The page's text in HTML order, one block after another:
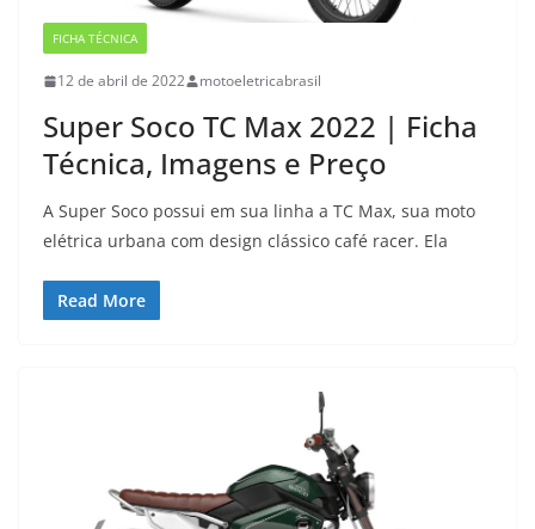
FICHA TÉCNICA
12 de abril de 2022 motoeletricabrasil
Super Soco TC Max 2022 | Ficha
Técnica, Imagens e Preço
A Super Soco possui em sua linha a TC Max, sua moto
elétrica urbana com design clássico café racer. Ela
Read More